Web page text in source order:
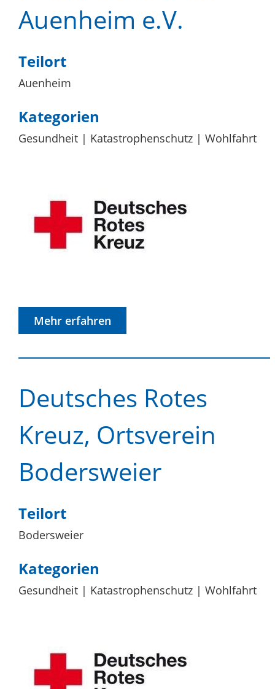
Auenheim e.V.
Teilort
Auenheim
Kategorien
Gesundheit Katastrophenschutz Wohlfahrt
Mehr erfahren
Deutsches Rotes
Kreuz, Ortsverein
Bodersweier
Teilort
Bodersweier
Kategorien
Gesundheit Katastrophenschutz Wohlfahrt